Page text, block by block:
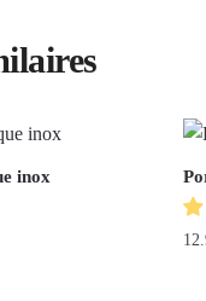
inox